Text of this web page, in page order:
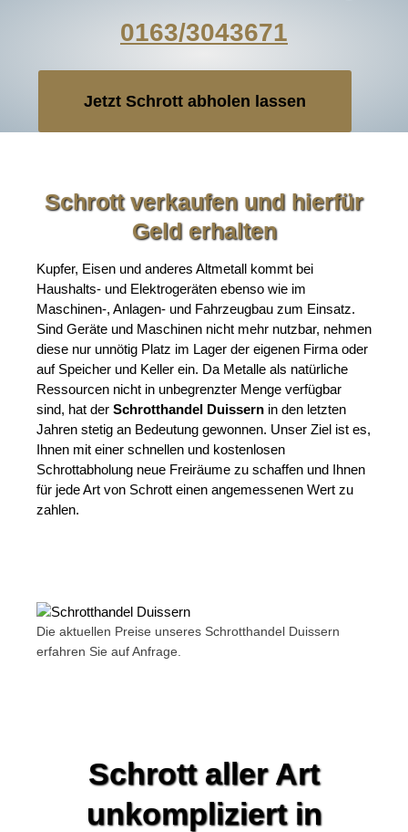
0163/3043671
Jetzt Schrott abholen lassen
Schrott verkaufen und hierfür
Geld erhalten
Kupfer, Eisen und anderes Altmetall kommt bei
Haushalts- und Elektrogeräten ebenso wie im
Maschinen-, Anlagen- und Fahrzeugbau zum Einsatz.
Sind Geräte und Maschinen nicht mehr nutzbar, nehmen
diese nur unnötig Platz im Lager der eigenen Firma oder
auf Speicher und Keller ein. Da Metalle als natürliche
Ressourcen nicht in unbegrenzter Menge verfügbar
sind, hat der Schrotthandel Duissern in den letzten
Jahren stetig an Bedeutung gewonnen. Unser Ziel ist es,
Ihnen mit einer schnellen und kostenlosen
Schrottabholung neue Freiräume zu schaffen und Ihnen
für jede Art von Schrott einen angemessenen Wert zu
zahlen.
Die aktuellen Preise unseres Schrotthandel Duissern
erfahren Sie auf Anfrage.
Schrott aller Art
unkompliziert in